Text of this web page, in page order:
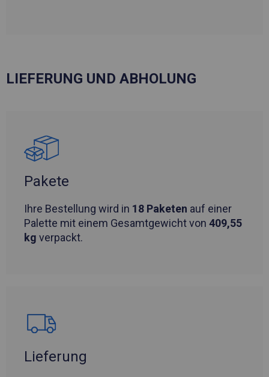
LIEFERUNG UND ABHOLUNG
Pakete
Ihre Bestellung wird in 18 Paketen auf einer
Palette mit einem Gesamtgewicht von 409,55
kg verpackt.
Lieferung